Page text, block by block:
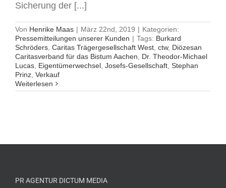
Sicherung der [...]
Von Henrike Maas | März 22nd, 2019 | Kategorien:
Pressemitteilungen unserer Kunden | Tags: Burkard
Schröders Caritas Trägergesellschaft West ctw, Diözesan
Caritasverband für das Bistum Aachen
Dr. Theodor-Michael
Lucas Eigentümerwechsel Josefs-Gesellschaft Stephan
Prinz Verkauf
Weiterlesen
PR AGENTUR DICTUM MEDIA